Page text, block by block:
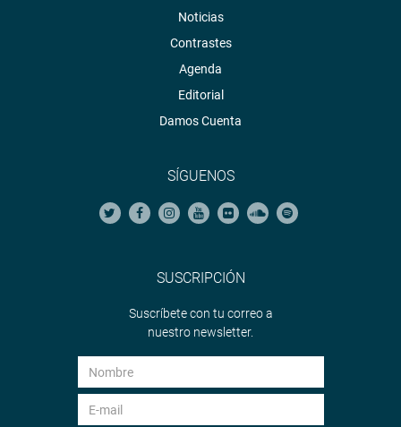
Noticias
Contrastes
Agenda
Editorial
Damos Cuenta
SÍGUENOS
SUSCRIPCIÓN
Suscríbete con tu correo a
nuestro newsletter.